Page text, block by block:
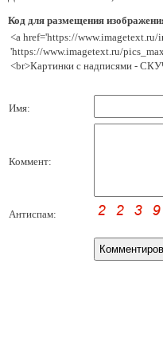
Код для размещения
<a href='https://
'https://www.imagetext.ru/
<br>Картинки с надписями -
Имя:
Коммент:
Антиспам: